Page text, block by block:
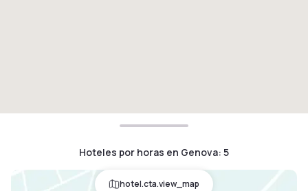
Hoteles por horas en Genova: 5
hotel.cta.view_map